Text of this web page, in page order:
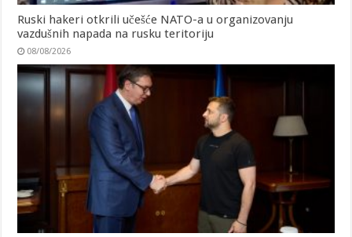
Ruski hakeri otkrili učešće NATO-a u organizovanju
vazdušnih napada na rusku teritoriju
08/08/2026